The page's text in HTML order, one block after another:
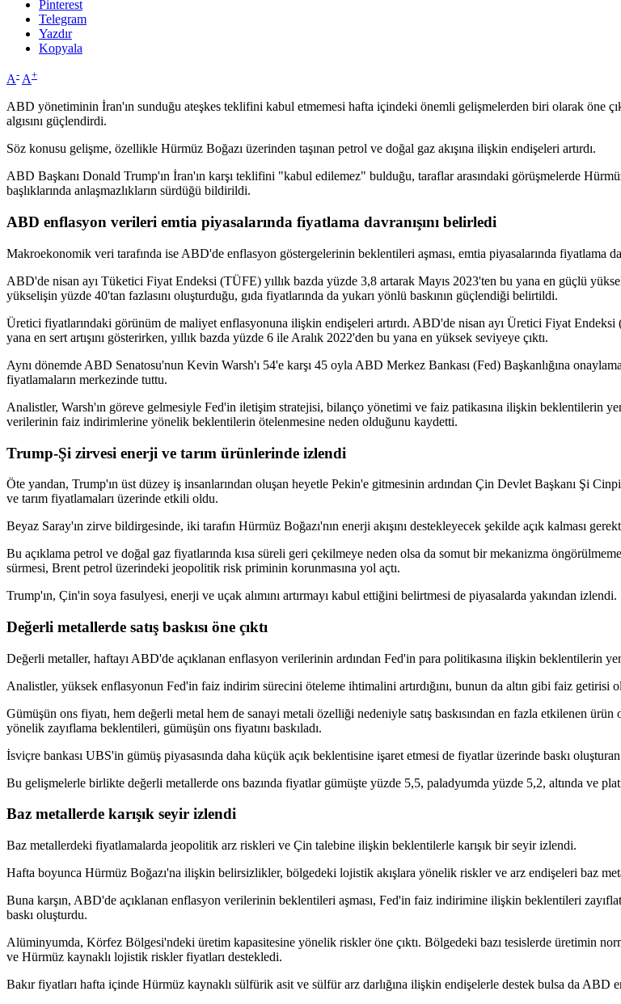
Pinterest
Telegram
Yazdır
Kopyala
A- A+
ABD yönetiminin İran'ın sunduğu ateşkes teklifini kabul etmemesi hafta içindeki önemli gelişmelerden biri olarak öne
algısını güçlendirdi.
Söz konusu gelişme, özellikle Hürmüz Boğazı üzerinden taşınan petrol ve doğal gaz akışına ilişkin endişeleri artırdı.
ABD Başkanı Donald Trump'ın İran'ın karşı teklifini "kabul edilemez" bulduğu, taraflar arasındaki görüşmelerde
başlıklarında anlaşmazlıkların sürdüğü bildirildi.
ABD enflasyon verileri emtia piyasalarında fiyatlama davranışını belirledi
Makroekonomik veri tarafında ise ABD'de enflasyon göstergelerinin beklentileri aşması, emtia piyasalarında fiyatlama
ABD'de nisan ayı Tüketici Fiyat Endeksi (TÜFE) yıllık bazda yüzde 3,8 artarak Mayıs 2023'ten bu yana en güçlü
yükselişin yüzde 40'tan fazlasını oluşturduğu, gıda fiyatlarında da yukarı yönlü baskının güçlendiği belirtildi.
Üretici fiyatlarındaki görünüm de maliyet enflasyonuna ilişkin endişeleri artırdı. ABD'de nisan ayı Üretici Fiyat
yana en sert artışını gösterirken, yıllık bazda yüzde 6 ile Aralık 2022'den bu yana en yüksek seviyeye çıktı.
Aynı dönemde ABD Senatosu'nun Kevin Warsh'ı 54'e karşı 45 oyla ABD Merkez Bankası (Fed) Başkanlığına
fiyatlamaların merkezinde tuttu.
Analistler, Warsh'ın göreve gelmesiyle Fed'in iletişim stratejisi, bilanço yönetimi ve faiz patikasına ilişkin beklentilerin
verilerinin faiz indirimlerine yönelik beklentilerin ötelenmesine neden olduğunu kaydetti.
Trump-Şi zirvesi enerji ve tarım ürünlerinde izlendi
Öte yandan, Trump'ın üst düzey iş insanlarından oluşan heyetle Pekin'e gitmesinin ardından Çin Devlet Başkanı Şi
ve tarım fiyatlamaları üzerinde etkili oldu.
Beyaz Saray'ın zirve bildirgesinde, iki tarafın Hürmüz Boğazı'nın enerji akışını destekleyecek şekilde açık kalması
Bu açıklama petrol ve doğal gaz fiyatlarında kısa süreli geri çekilmeye neden olsa da somut bir mekanizma
sürmesi, Brent petrol üzerindeki jeopolitik risk priminin korunmasına yol açtı.
Trump'ın, Çin'in soya fasulyesi, enerji ve uçak alımını artırmayı kabul ettiğini belirtmesi de piyasalarda yakından izlendi.
Değerli metallerde satış baskısı öne çıktı
Değerli metaller, haftayı ABD'de açıklanan enflasyon verilerinin ardından Fed'in para politikasına ilişkin beklentilerin
Analistler, yüksek enflasyonun Fed'in faiz indirim sürecini öteleme ihtimalini artırdığını, bunun da altın gibi faiz getirisi
Gümüşün ons fiyatı, hem değerli metal hem de sanayi metali özelliği nedeniyle satış baskısından en fazla etkilenen
yönelik zayıflama beklentileri, gümüşün ons fiyatını baskıladı.
İsviçre bankası UBS'in gümüş piyasasında daha küçük açık beklentisine işaret etmesi de fiyatlar üzerinde baskı oluşturan
Bu gelişmelerle birlikte değerli metallerde ons bazında fiyatlar gümüşte yüzde 5,5, paladyumda yüzde 5,2, altında ve
Baz metallerde karışık seyir izlendi
Baz metallerdeki fiyatlamalarda jeopolitik arz riskleri ve Çin talebine ilişkin beklentilerle karışık bir seyir izlendi.
Hafta boyunca Hürmüz Boğazı'na ilişkin belirsizlikler, bölgedeki lojistik akışlara yönelik riskler ve arz endişeleri baz
Buna karşın, ABD'de açıklanan enflasyon verilerinin beklentileri aşması, Fed'in faiz indirimine ilişkin beklentileri
baskı oluşturdu.
Alüminyumda, Körfez Bölgesi'ndeki üretim kapasitesine yönelik riskler öne çıktı. Bölgedeki bazı tesislerde üretimin
ve Hürmüz kaynaklı lojistik riskler fiyatları destekledi.
Bakır fiyatları hafta içinde Hürmüz kaynaklı sülfürik asit ve sülfür arz darlığına ilişkin endişelerle destek bulsa da ABD